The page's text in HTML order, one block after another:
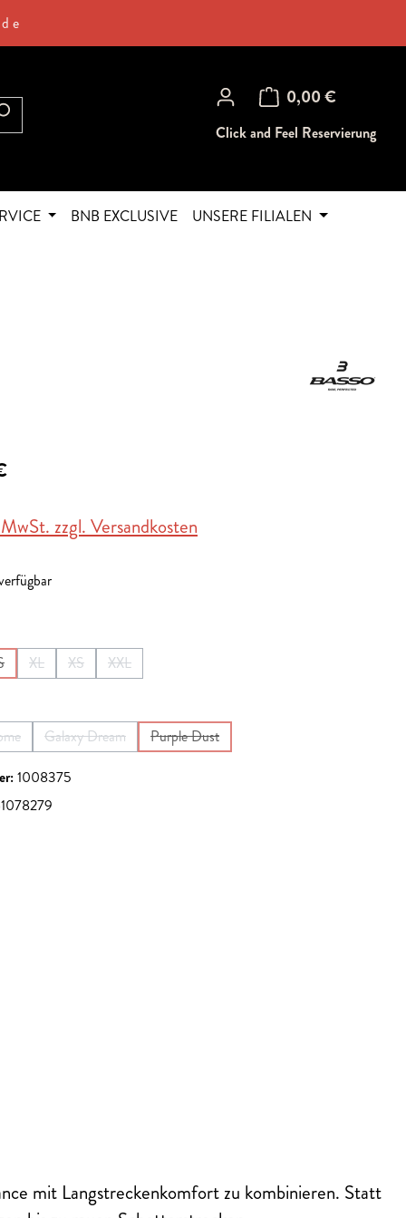
0,00 €
Warenkorb enthält 0
Click and Feel Reservierung
BNB EXCLUSIVE
UNSERE FILIALEN
zzgl. Versandkosten
zurzeit nicht verfügbar.)
ist zurzeit nicht verfügbar.)
(Diese Option ist zurzeit nicht verfügbar.)
XL
(Diese Option ist zurzeit nicht verfügbar.)
XS
(Diese Option ist zurzeit nicht verfügbar.)
XXL
(Diese Option ist zurzeit nicht verfügbar.)
Option ist zurzeit nicht verfügbar.)
Galaxy Dream
(Diese Option ist zurzeit nicht verfügbar.)
Purple Dust
(Diese Option ist zurzeit nicht verfügbar.)
1008375
mit Langstreckenkomfort zu kombinieren. Statt